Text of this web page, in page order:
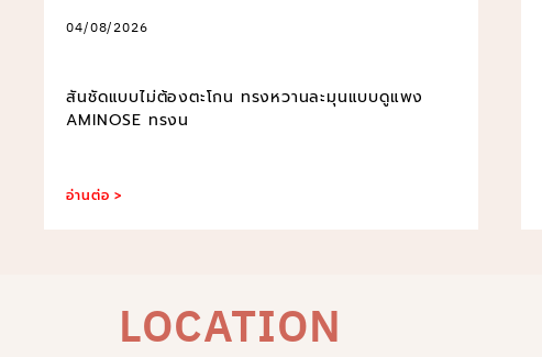
04/08/2026
สันชัดแบบไม่ต้องตะโกน ทรงหวานละมุนแบบดูแพง
AMINOSE ทรงน
อ่านต่อ >
LOCATION